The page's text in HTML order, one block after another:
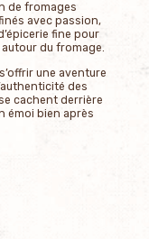
de fromages
avec passion,
fine pour
du fromage.
une aventure
des
cachent derrière
émoi bien après